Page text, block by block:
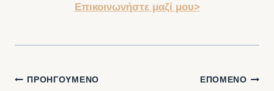
Επικοινωνήστε μαζί μου>
Πλοήγηση
ΠΡΟΗΓΟΎΜΕΝΟ ΕΠΌΜΕΝΟ